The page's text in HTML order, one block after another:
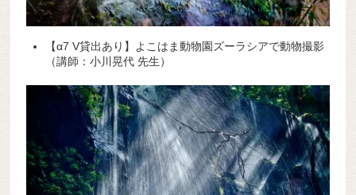
【α7 V貸出あり】よこはま動物園ズーラシアで動物撮影
（講師：小川晃代 先生）